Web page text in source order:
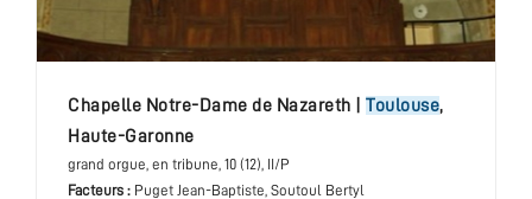
Chapelle Notre-Dame de Nazareth Toulouse,
Haute-Garonne
grand orgue, en tribune, 10 (12), II/P
Facteurs : Puget Jean-Baptiste, Soutoul Bertyl